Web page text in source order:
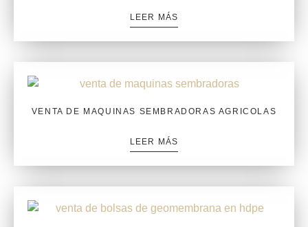
LEER MÁS
VENTA DE MAQUINAS SEMBRADORAS AGRICOLAS
LEER MÁS